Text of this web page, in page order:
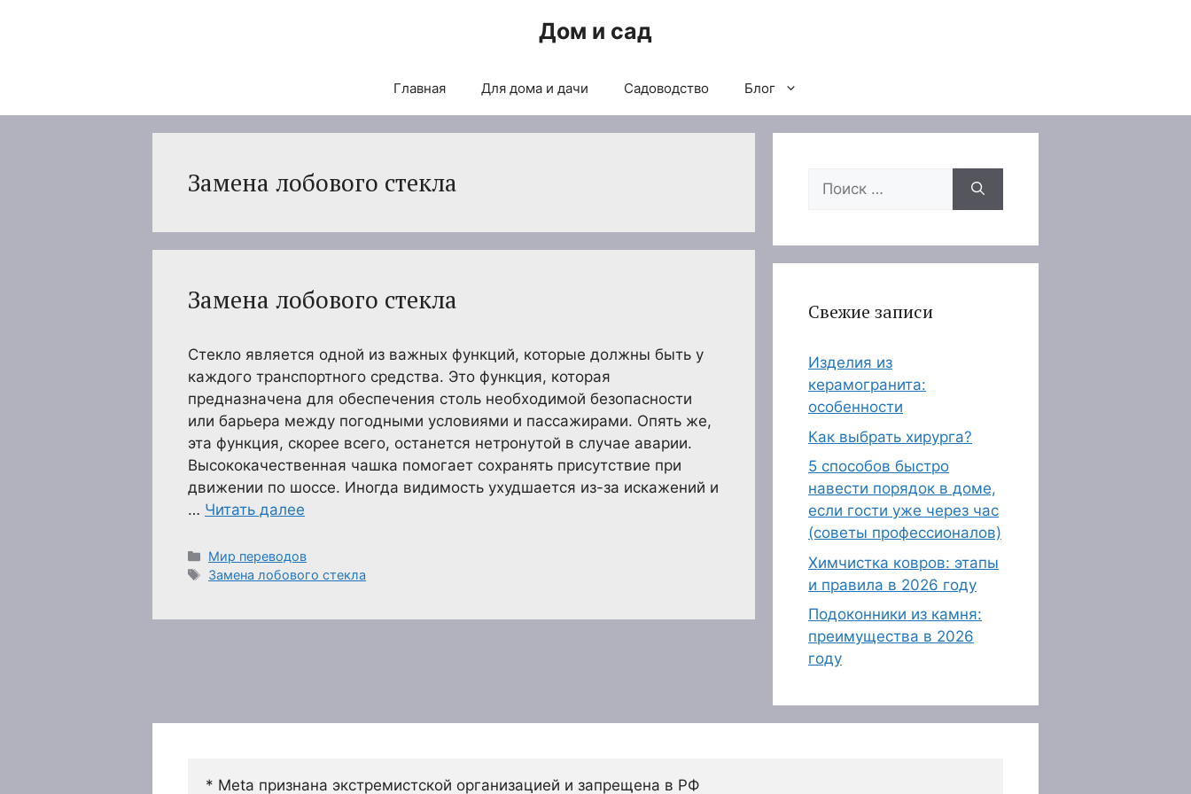
Дом и сад
Главная Для дома и дачи Садоводство Блог
Замена лобового стекла
Замена лобового стекла
Стекло является одной из важных функций, которые должны быть у
каждого транспортного средства. Это функция, которая
предназначена для обеспечения столь необходимой безопасности
или барьера между погодными условиями и пассажирами. Опять же,
эта функция, скорее всего, останется нетронутой в случае аварии.
Высококачественная чашка помогает сохранять присутствие при
движении по шоссе. Иногда видимость ухудшается из-за искажений и
… Читать далее
Рубрики
Мир переводов
Метки
Замена лобового стекла
Поиск:
Свежие записи
Изделия из
керамогранита:
особенности
Как выбрать хирурга?
5 способов быстро
навести порядок в доме,
если гости уже через час
(советы профессионалов)
Химчистка ковров: этапы
и правила в 2026 году
Подоконники из камня:
преимущества в 2026
году
* Meta признана экстремистской организацией и запрещена в РФ